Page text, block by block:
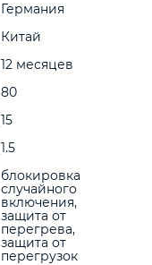
Германия
Китай
12 месяцев
80
15
1.5
блокировка
случайного
включения,
защита от
перегрева,
защита от
перегрузок